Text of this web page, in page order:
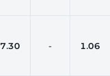
7.30 - 1.06